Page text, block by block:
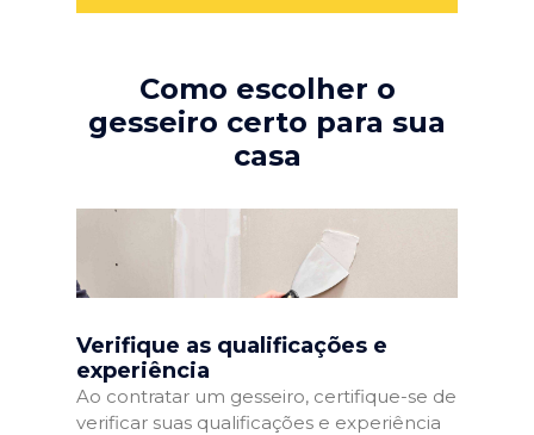
Como escolher o
gesseiro certo para sua
casa
Verifique as qualificações e
experiência
Ao contratar um gesseiro, certifique-se de
verificar suas qualificações e experiência